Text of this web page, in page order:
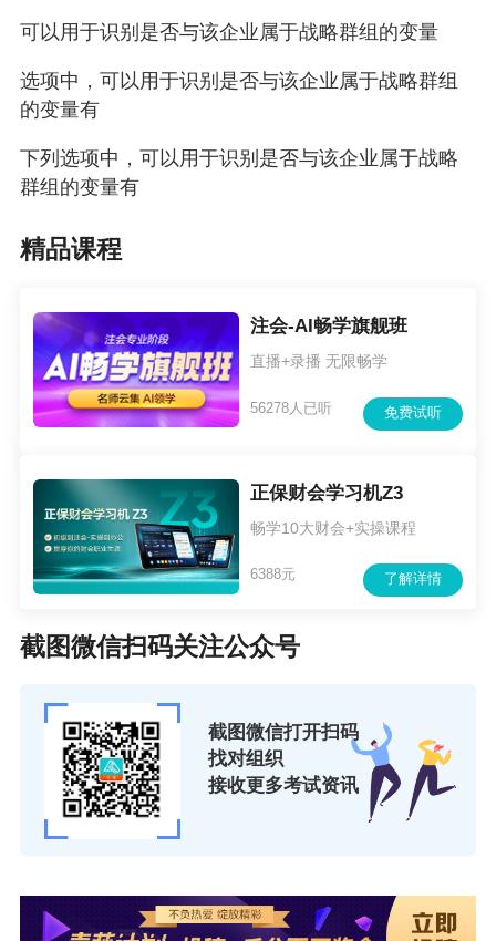
可以用于识别是否与该企业属于战略群组的变量
选项中，可以用于识别是否与该企业属于战略群组
的变量有
下列选项中，可以用于识别是否与该企业属于战略
群组的变量有
精品课程
注会-AI畅学旗舰班
直播+录播 无限畅学
免费试听
56278人已听
正保财会学习机Z3
畅学10大财会+实操课程
了解详情
6388元
截图微信扫码关注公众号
截图微信打开扫码
找对组织
接收更多考试资讯